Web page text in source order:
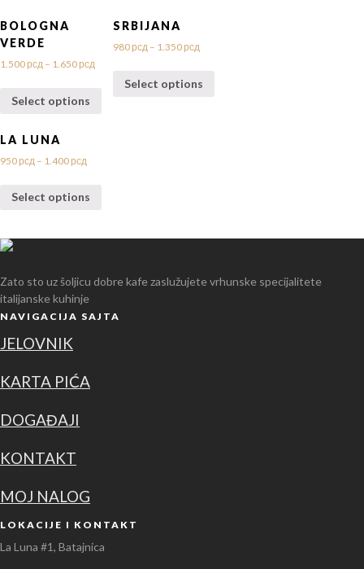
BOLOGNA
VERDE
1.500рсд – 1.650рсд
Select options
SRBIJANA
980рсд – 1.350рсд
Select options
LA LUNA
950рсд – 1.400рсд
Select options
Zato sto uz šoljicu dobre kafe zaslužujete vrhunske specijalitete
italijanske kuhinje
NAVIGACIJA SAJTA
JELOVNIK
KARTA PIĆA
DOGAĐAJI
KONTAKT
MOJ NALOG
LOKACIJE I KONTAKT
La Luna #1, Batajnica